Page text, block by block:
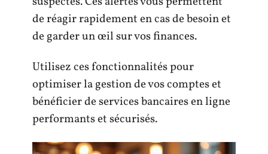
de réagir rapidement en cas de besoin et
de garder un œil sur vos finances.
Utilisez ces fonctionnalités pour
optimiser la gestion de vos comptes et
bénéficier de services bancaires en ligne
performants et sécurisés.